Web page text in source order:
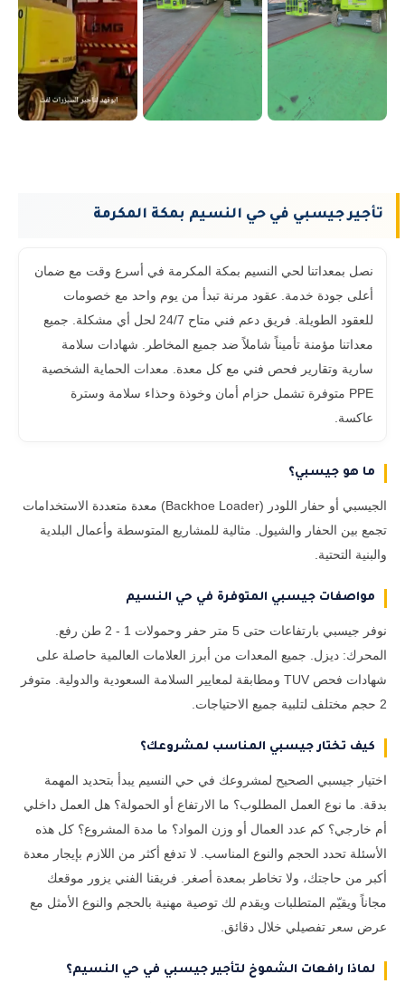
تأجير جيسبي في حي النسيم بمكة المكرمة
نصل بمعداتنا لحي النسيم بمكة المكرمة في أسرع وقت مع ضمان
أعلى جودة خدمة. عقود مرنة تبدأ من يوم واحد مع خصومات
للعقود الطويلة. فريق دعم فني متاح 24/7 لحل أي مشكلة. جميع
معداتنا مؤمنة تأميناً شاملاً ضد جميع المخاطر. شهادات سلامة
سارية وتقارير فحص فني مع كل معدة. معدات الحماية الشخصية
PPE متوفرة تشمل حزام أمان وخوذة وحذاء سلامة وسترة
عاكسة.
ما هو جيسبي؟
الجيسبي أو حفار اللودر (Backhoe Loader) معدة متعددة الاستخدامات
تجمع بين الحفار والشيول. مثالية للمشاريع المتوسطة وأعمال البلدية
والبنية التحتية.
مواصفات جيسبي المتوفرة في حي النسيم
نوفر جيسبي بارتفاعات حتى 5 متر حفر وحمولات 1 - 2 طن رفع.
المحرك: ديزل. جميع المعدات من أبرز العلامات العالمية حاصلة على
شهادات فحص TUV ومطابقة لمعايير السلامة السعودية والدولية. متوفر
2 حجم مختلف لتلبية جميع الاحتياجات.
كيف تختار جيسبي المناسب لمشروعك؟
اختيار جيسبي الصحيح لمشروعك في حي النسيم يبدأ بتحديد المهمة
بدقة. ما نوع العمل المطلوب؟ ما الارتفاع أو الحمولة؟ هل العمل داخلي
أم خارجي؟ كم عدد العمال أو وزن المواد؟ ما مدة المشروع؟ كل هذه
الأسئلة تحدد الحجم والنوع المناسب. لا تدفع أكثر من اللازم بإيجار معدة
أكبر من حاجتك، ولا تخاطر بمعدة أصغر. فريقنا الفني يزور موقعك
مجاناً ويقيّم المتطلبات ويقدم لك توصية مهنية بالحجم والنوع الأمثل مع
عرض سعر تفصيلي خلال دقائق.
لماذا رافعات الشموخ لتأجير جيسبي في حي النسيم؟